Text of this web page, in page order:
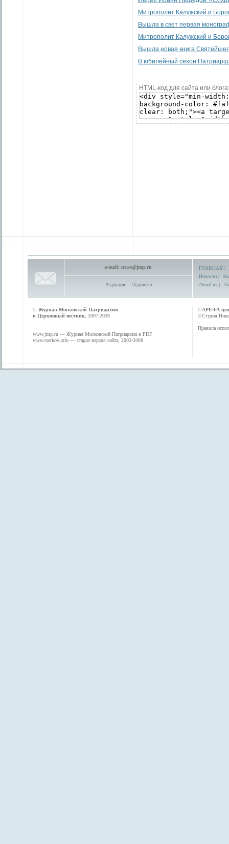
Митрополит Калужский и
Вышла в свет первая
Митрополит Калужский и
Вышла новая книга
В юбилейный сезон
HTML-код для сайта или блога:
e-mail: news@jmp.ru
Редакция Подписка
ГЛАВНАЯ |
Новости |
About us |
© Журнал Московской Патриархии
и Церковный вестник , 2007-2026
www.jmp.ru — Журнал Московской Патриархии в PDF
www.tserkov.info — старая версия сайта, 2002-2008
©АРЕФА-
©Студия
Правила